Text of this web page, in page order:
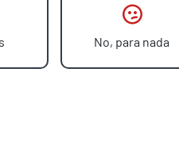
No, para nada